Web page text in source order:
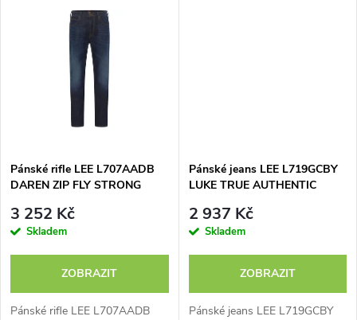
Pánské rifle LEE L707AADB
DAREN ZIP FLY STRONG
3 252 Kč
Skladem
ZOBRAZIT
Pánské rifle LEE L707AADB
Pánské jeans LEE L719GCBY
LUKE TRUE AUTHENTIC
2 937 Kč
Skladem
ZOBRAZIT
Pánské jeans LEE L719GCBY